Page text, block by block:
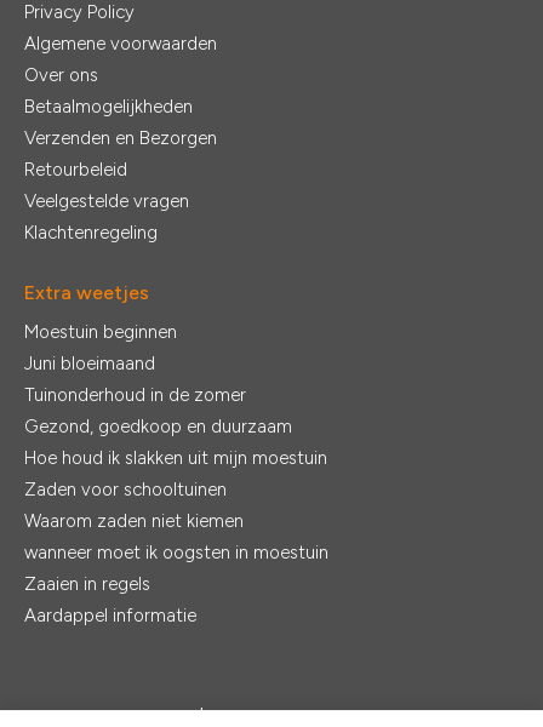
Privacy Policy
Algemene voorwaarden
Over ons
Betaalmogelijkheden
Verzenden en Bezorgen
Retourbeleid
Veelgestelde vragen
Klachtenregeling
Extra weetjes
Moestuin beginnen
Juni bloeimaand
Tuinonderhoud in de zomer
Gezond, goedkoop en duurzaam
Hoe houd ik slakken uit mijn moestuin
Zaden voor schooltuinen
Waarom zaden niet kiemen
wanneer moet ik oogsten in moestuin
Zaaien in regels
Aardappel informatie